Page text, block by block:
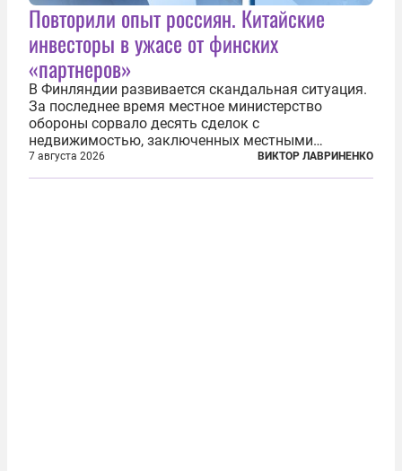
Повторили опыт россиян. Китайские
инвесторы в ужасе от финских
«партнеров»
В Финляндии развивается скандальная ситуация.
За последнее время местное министерство
обороны сорвало десять сделок с
недвижимостью, заключенных местными
фирмами с китайским капиталом. Чиновники
заявили, что они могли заключаться с целью
7 августа 2026 ВИКТОР ЛАВРИНЕНКО